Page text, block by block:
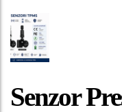
Senzor